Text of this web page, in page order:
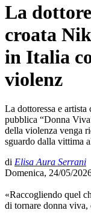
La
croata
in Italia
violenz
La dottoressa e
pubblica “Donna
della violenza venga
sguardo dalla vittima
di Elisa Aura Serrani
Domenica, 24/05/
«Raccogliendo quel
di tornare donna